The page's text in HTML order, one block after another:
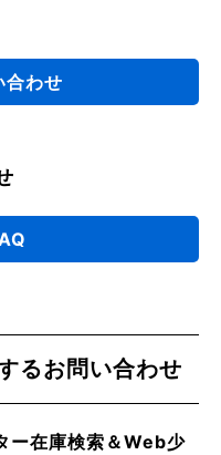
合わせ
るお問い合わせ
ー在庫検索＆Web少